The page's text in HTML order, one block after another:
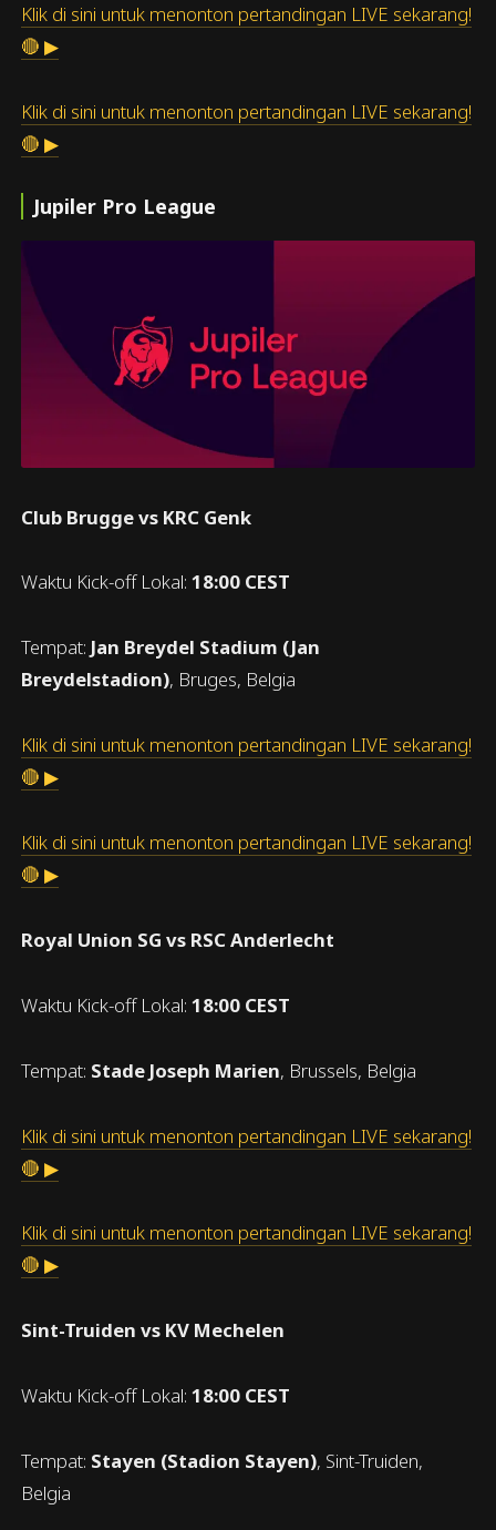
Klik di sini untuk menonton pertandingan LIVE sekarang!
🔴 ▶
Klik di sini untuk menonton pertandingan LIVE sekarang!
🔴 ▶
Jupiler Pro League
Club Brugge vs KRC Genk
Waktu Kick-off Lokal:18:00 CEST
Tempat: Jan Breydel Stadium (Jan
Breydelstadion), Bruges, Belgia
Klik di sini untuk menonton pertandingan LIVE sekarang!
🔴 ▶
Klik di sini untuk menonton pertandingan LIVE sekarang!
🔴 ▶
Royal Union SG vs RSC Anderlecht
Waktu Kick-off Lokal:18:00 CEST
Tempat: Stade Joseph Marien, Brussels, Belgia
Klik di sini untuk menonton pertandingan LIVE sekarang!
🔴 ▶
Klik di sini untuk menonton pertandingan LIVE sekarang!
🔴 ▶
Sint-Truiden vs KV Mechelen
Waktu Kick-off Lokal:18:00 CEST
Tempat: Stayen (Stadion Stayen), Sint-Truiden,
Belgia